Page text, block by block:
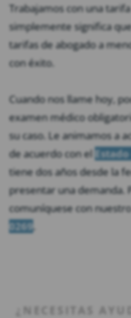
Trabajamos con una
simplemente significa
tarifas de abogado a
con éxito.
Cuando nos llame hoy,
examen médico
su caso. Le animamos a
de acuerdo con el
tiene dos años desde la
presentar una demanda.
comuníquese con
0269
¿NECESITAS